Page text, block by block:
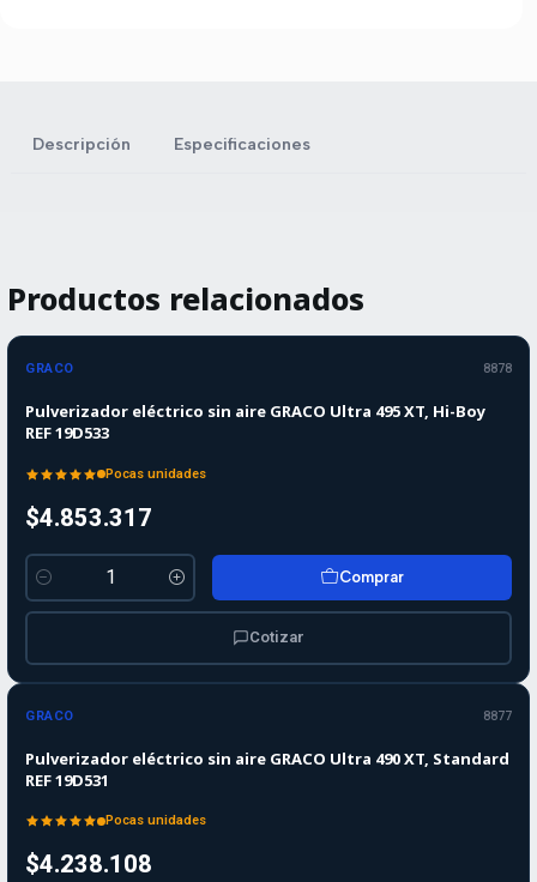
Descripción Especificaciones
Productos relacionados
GRACO 8878
Pulverizador eléctrico sin aire GRACO Ultra 495 XT, Hi-Boy
REF 19D533
Pocas unidades
$4.853.317
Cantidad
Comprar
Cotizar
GRACO 8877
Pulverizador eléctrico sin aire GRACO Ultra 490 XT, Standard
REF 19D531
Pocas unidades
$4.238.108